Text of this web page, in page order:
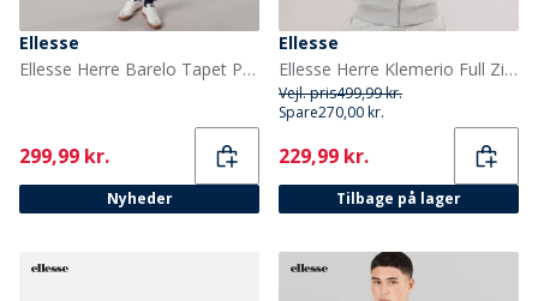
Ellesse
Ellesse Herre Barelo Tapet Polyester Træningsdragt Navy
Current
299,99 kr.
Nyheder
Ellesse
Ellesse Herre Klemerio Full Zip Hættetrøje Light Grey Marl
Vejl. pris499,99 kr.
Spare270,00 kr.
Current
229,99 kr.
Tilbage på lager